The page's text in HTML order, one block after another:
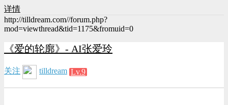
详情
http://tilldream.com//forum.php?
mod=viewthread&tid=1175&fromuid=0
《爱的轮廓》- AI张爱玲
关注 tilldream Lv.9